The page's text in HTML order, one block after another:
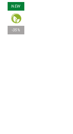
NEW
-35%